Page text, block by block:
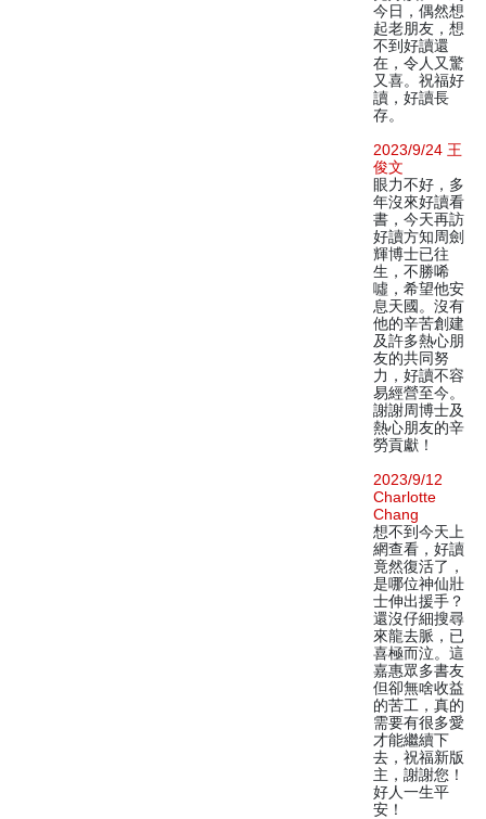
今日，偶然想
起老朋友，想
不到好讀還
在，令人又驚
又喜。祝福好
讀，好讀長
存。
2023/9/24 王
俊文
眼力不好，多
年沒來好讀看
書，今天再訪
好讀方知周劍
輝博士已往
生，不勝唏
噓，希望他安
息天國。沒有
他的辛苦創建
及許多熱心朋
友的共同努
力，好讀不容
易經營至今。
謝謝周博士及
熱心朋友的辛
勞貢獻！
2023/9/12
Charlotte
Chang
想不到今天上
網查看，好讀
竟然復活了，
是哪位神仙壯
士伸出援手？
還沒仔細搜尋
來龍去脈，已
喜極而泣。這
嘉惠眾多書友
但卻無啥收益
的苦工，真的
需要有很多愛
才能繼續下
去，祝福新版
主，謝謝您！
好人一生平
安！